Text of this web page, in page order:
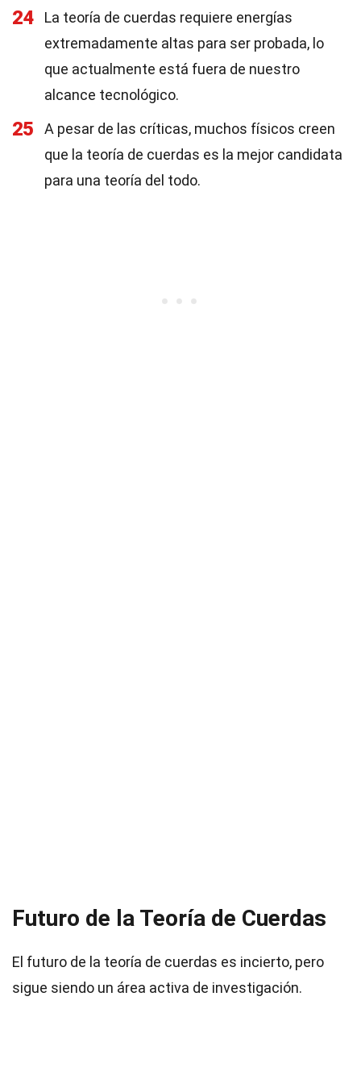
24
La teoría de cuerdas requiere energías
extremadamente altas para ser probada, lo
que actualmente está fuera de nuestro
alcance tecnológico.
25
A pesar de las críticas, muchos físicos creen
que la teoría de cuerdas es la mejor candidata
para una teoría del todo.
Futuro de la Teoría de Cuerdas
El futuro de la teoría de cuerdas es incierto, pero
sigue siendo un área activa de investigación.